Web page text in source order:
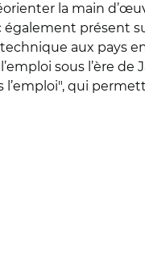
la main
présent
aux pays
sous l’ère de
qui